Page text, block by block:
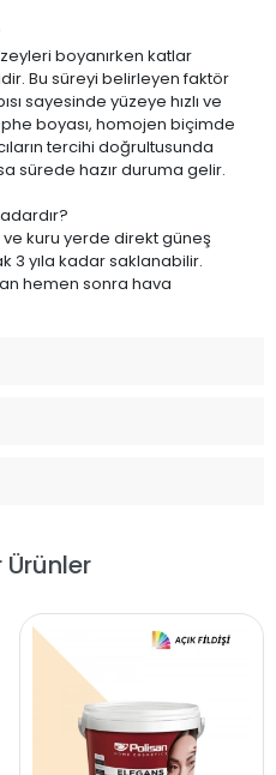
boyanırken katlar
Bu süreyi belirleyen faktör
sayesinde yüzeye hızlı ve
boyası, homojen biçimde
tercihi doğrultusunda
sürede hazır duruma gelir.
ve kuru yerde direkt güneş
3 yıla kadar saklanabilir.
hemen sonra hava
Ürünler